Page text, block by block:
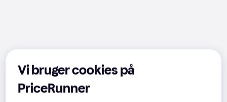
Vi bruger cookies på
PriceRunner